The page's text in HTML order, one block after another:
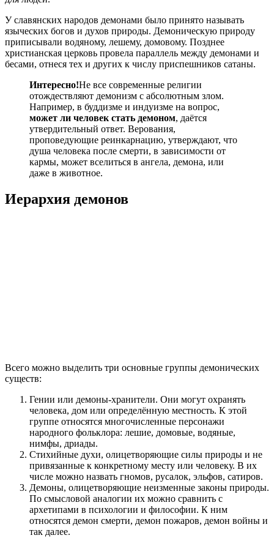
У славянских народов демонами было принято называть
языческих богов и духов природы. Демоническую природу
приписывали водяному, лешему, домовому. Позднее
христианская церковь провела параллель между демонами и
бесами, отнеся тех и других к числу приспешников сатаны.
Интересно!Не все современные религии
отождествляют демонизм с абсолютным злом.
Например, в буддизме и индуизме на вопрос,
может ли человек стать демоном, даётся
утвердительный ответ. Верования,
проповедующие реинкарнацию, утверждают, что
душа человека после смерти, в зависимости от
кармы, может вселиться в ангела, демона, или
даже в животное.
Иерархия демонов
Всего можно выделить три основные группы демонических
существ:
Гении или демоны-хранители. Они могут охранять
человека, дом или определённую местность. К этой
группе относятся многочисленные персонажи
народного фольклора: лешие, домовые, водяные,
нимфы, дриады.
Стихийные духи, олицетворяющие силы природы и не
привязанные к конкретному месту или человеку. В их
числе можно назвать гномов, русалок, эльфов, сатиров.
Демоны, олицетворяющие неизменные законы природы.
По смысловой аналогии их можно сравнить с
архетипами в психологии и философии. К ним
относятся демон смерти, демон пожаров, демон войны и
так далее.